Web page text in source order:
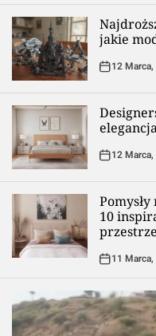
jakie
12
12
10
11